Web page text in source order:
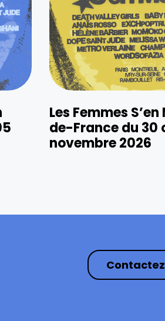
Les Femmes
de-France du 30
novembre 2026